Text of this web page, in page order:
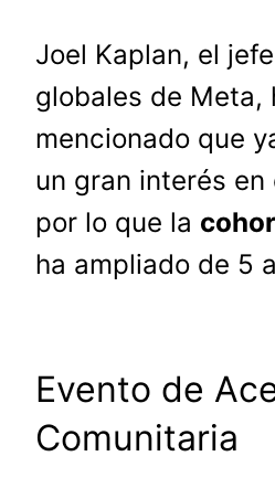
Joel Kaplan, el
globales de Meta,
mencionado que
un gran interés en
por lo que la
ha ampliado de 5
Evento de
Comunitaria